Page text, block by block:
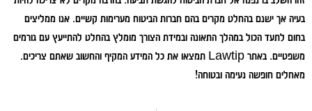
בעיה אך ישנם בהחלט מקרים בהם חברות הביטוח מערימות קשיים. אנו ממליצים
בחום לתעד הכול במהלך התאונה ובמידת הצורך מומלץ בהחלט להתייעץ עם גורמים
משפטיים. באתר Lawtip תמצאו את כל המידע המקיף והחשוב שאתם צריכים.
מאחלים חופשה נעימה ובטוחה!